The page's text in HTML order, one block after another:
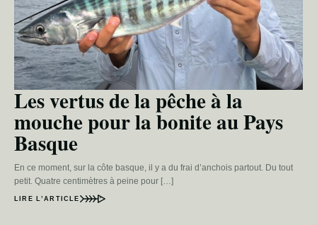
Les vertus de la pêche à la
mouche pour la bonite au Pays
Basque
En ce moment, sur la côte basque, il y a du frai d’anchois partout. Du tout
petit. Quatre centimètres à peine pour […]
LIRE L’ARTICLE